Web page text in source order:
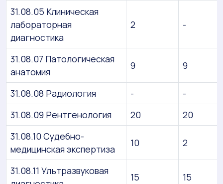
31.08.05 Клиническая
лабораторная
диагностика
2 -
31.08.07 Патологическая
анатомия
9 9
31.08.08 Радиология -
-
31.08.09 Рентгенология
20
20
31.08.10 Судебно-
медицинская экспертиза
10 2
31.08.11 Ультразвуковая
15 15